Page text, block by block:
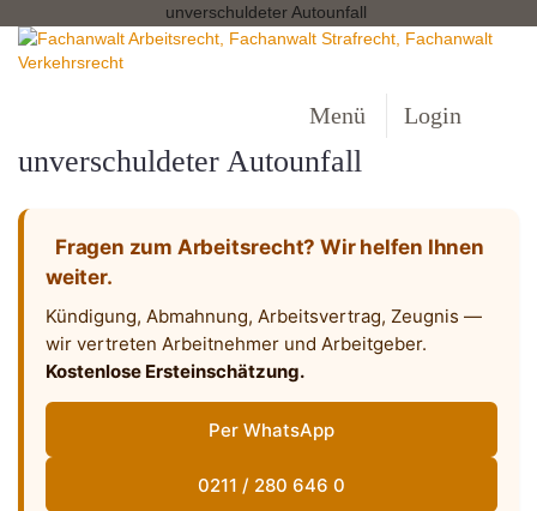
unverschuldeter Autounfall
Menü Login
unverschuldeter Autounfall
Fragen zum Arbeitsrecht? Wir helfen Ihnen
weiter.
Kündigung, Abmahnung, Arbeitsvertrag, Zeugnis —
wir vertreten Arbeitnehmer und Arbeitgeber.
Kostenlose Ersteinschätzung.
Per WhatsApp
0211 / 280 646 0